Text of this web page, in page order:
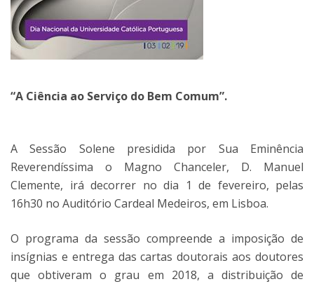
“A Ciência ao Serviço do Bem Comum”.
A Sessão Solene presidida por Sua Eminência
Reverendíssima o Magno Chanceler, D. Manuel
Clemente, irá decorrer no dia 1 de fevereiro, pelas
16h30 no Auditório Cardeal Medeiros, em Lisboa.
O programa da sessão compreende a imposição de
insígnias e entrega das cartas doutorais aos doutores
que obtiveram o grau em 2018, a distribuição de